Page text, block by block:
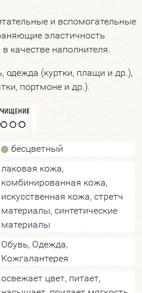
и вспомогательные
эластичность
качестве наполнителя.
одежда (куртки, плащи и др.),
портмоне и др.).
бесцветный
лаковая кожа,
комбинированная кожа,
искусственная кожа, стретч
материалы, синтетические
материалы
Обувь, Одежда,
Кожгалантерея
освежает цвет, питает,